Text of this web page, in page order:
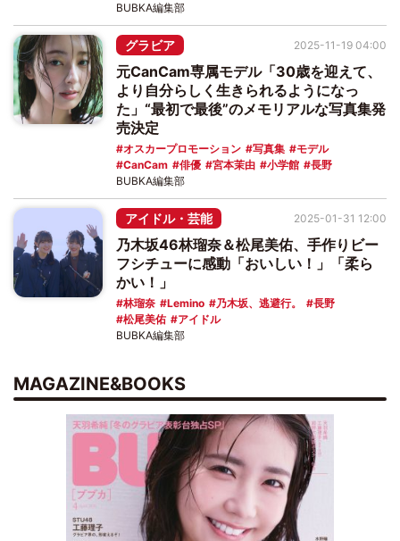
BUBKA編集部
グラビア
元CanCam専属モデル「30歳を迎えて、
より自分らしく生きられるようになっ
た」“最初で最後”のメモリアルな写真集発
売決定
オスカープロモーション 写真集
モデル
CanCam
俳優 宮本茉由 小学館 長野
2025-11-19 04:00
BUBKA編集部
アイドル・芸能
乃木坂46林瑠奈＆松尾美佑、手作りビー
フシチューに感動「おいしい！」「柔ら
かい！」
林瑠奈 Lemino 乃木坂、逃避行。
長野
松尾美佑
アイドル
2025-01-31 12:00
BUBKA編集部
MAGAZINE&BOOKS